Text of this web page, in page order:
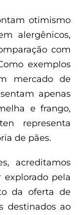
otimismo
alergênicos,
com
exemplos
mercado de
apenas
e frango,
representa
de pães.
acreditamos
pela
da oferta de
destinados ao